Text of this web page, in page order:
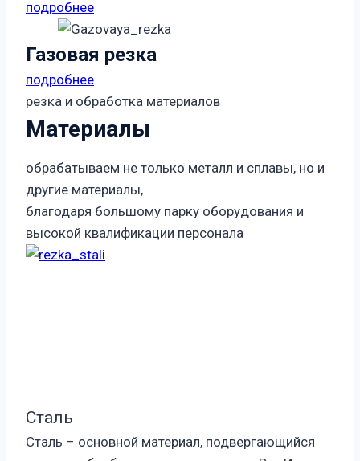
подробнее
Газовая резка
подробнее
резка и обработка материалов
Материалы
обрабатываем не только металл и сплавы, но и
другие материалы,
благодаря большому парку оборудования и
высокой квалификации персонала
Сталь
Сталь – основной материал, подвергающийся